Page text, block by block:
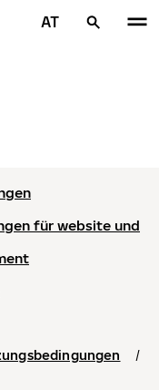
AT
für website und